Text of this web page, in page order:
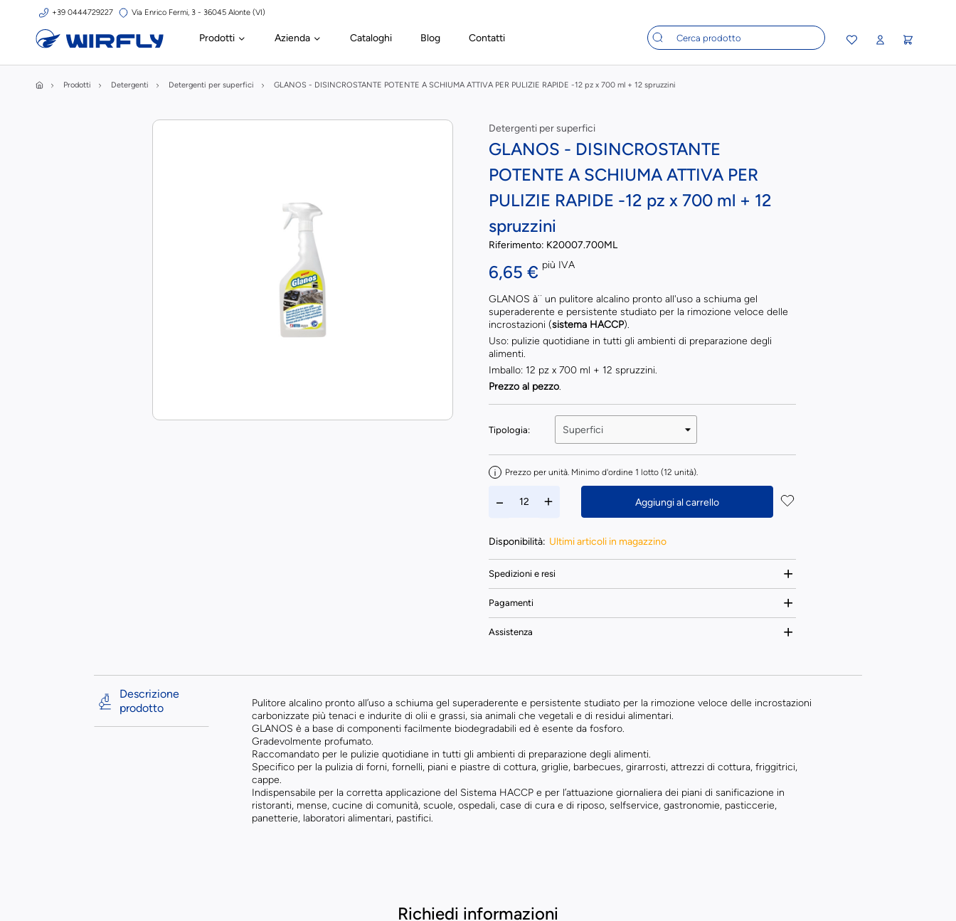
+39 0444729227 Via Enrico Fermi, 3 - 36045 Alonte (VI)
Prodotti Azienda Cataloghi Blog Contatti
Prodotti Detergenti Detergenti per superfici GLANOS - DISINCROSTANTE POTENTE A SCHIUMA ATTIVA PER PULIZIE RAPIDE -12 pz x 700 ml + 12 spruzzini
Detergenti per superfici
GLANOS - DISINCROSTANTE
POTENTE A SCHIUMA ATTIVA PER
PULIZIE RAPIDE -12 pz x 700 ml + 12
spruzzini
Riferimento: K20007.700ML
6,65 € più IVA
GLANOS à¨ un pulitore alcalino pronto all'uso a schiuma gel
superaderente e persistente studiato per la rimozione veloce delle
incrostazioni (sistema HACCP).
Uso: pulizie quotidiane in tutti gli ambienti di preparazione degli
alimenti.
Imballo: 12 pz x 700 ml + 12 spruzzini.
Prezzo al pezzo.
Tipologia:
Prezzo per unità. Minimo d'ordine 1 lotto (12 unità).
Aggiungi al carrello
Disponibilità: Ultimi articoli in magazzino
Spedizioni e resi
Pagamenti
Assistenza
Descrizione
prodotto
Pulitore alcalino pronto all’uso a schiuma gel superaderente e persistente studiato per la rimozione veloce delle incrostazioni
carbonizzate più tenaci e indurite di olii e grassi, sia animali che vegetali e di residui alimentari.
GLANOS è a base di componenti facilmente biodegradabili ed è esente da fosforo.
Gradevolmente profumato.
Raccomandato per le pulizie quotidiane in tutti gli ambienti di preparazione degli alimenti.
Specifico per la pulizia di forni, fornelli, piani e piastre di cottura, griglie, barbecues, girarrosti, attrezzi di cottura, friggitrici,
cappe.
Indispensabile per la corretta applicazione del Sistema HACCP e per l’attuazione giornaliera dei piani di sanificazione in
ristoranti, mense, cucine di comunità, scuole, ospedali, case di cura e di riposo, selfservice, gastronomie, pasticcerie,
panetterie, laboratori alimentari, pastifici.
Richiedi informazioni